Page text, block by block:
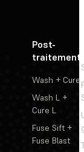
Post-
traitement
Wash + Cure
Wash L +
Cure L
Fuse Sift +
Fuse Blast